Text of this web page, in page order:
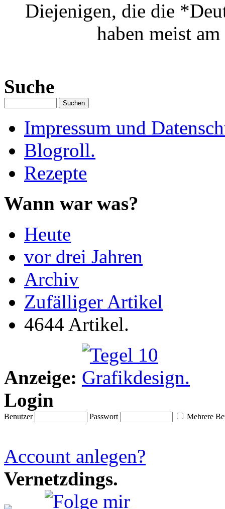
Diejenigen, die die
haben meist
Suche
Impressum und
Blogroll.
Rezepte
Wann war was?
Heute
vor drei Jahren
Archiv
Zufälliger Artikel
4644 Artikel.
Anzeige:
Login
Benutzer Passwort Mehrere
Account anlegen?
Vernetzdings.